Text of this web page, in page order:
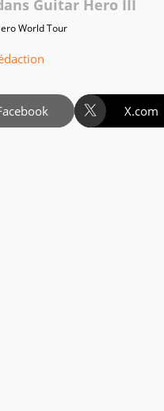
Guitar Hero III
X.com